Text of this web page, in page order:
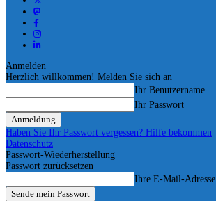
Anmelden
Herzlich willkommen! Melden Sie sich an
Ihr Benutzername
Ihr Passwort
Haben Sie Ihr Passwort vergessen? Hilfe bekommen
Datenschutz
Passwort-Wiederherstellung
Passwort zurücksetzen
Ihre E-Mail-Adresse